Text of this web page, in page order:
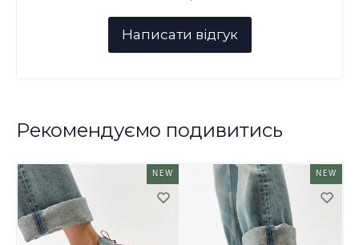
Рекомендуємо подивитись
NEW NEW